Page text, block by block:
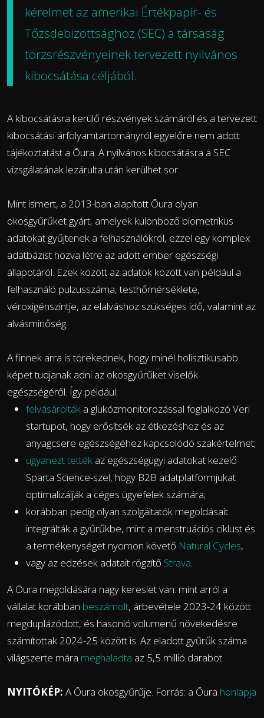
kérelmet az amerikai Értékpapír- és
Tőzsdebizottsághoz (SEC) a társaság
törzsrészvényeinek tervezett nyilvános
kibocsátása céljából.
A kibocsátásra kerülő részvények számáról és a tervezett
kibocsátási árfolyamtartományról egyelőre nem adott
tájékoztatást a Ōura. A nyilvános kibocsátásra a SEC
vizsgálatának lezárulta után kerülhet sor.
Mint ismert, a 2013-ban alapított Ōura olyan
okosgyűrűket gyárt, amelyek különböző biometrikus
adatokat gyűjtenek a felhasználókról, ezzel egy komplex
adatbázist hozva létre az adott ember egészségi
állapotáról. Ezek között az adatok között van például a
felhasználó pulzusszáma, testhőmérséklete,
véroxigénszintje, az elalváshoz szükséges idő, valamint az
alvásminőség.
A finnek arra is törekednek, hogy minél holisztikusabb
képet tudjanak adni az okosgyűrűket viselők
egészségéről. Így például:
felvásárolták a glükózmonitorozással foglalkozó Veri
startupot, hogy erősítsék az étkezéshez és az
anyagcsere egészségéhez kapcsolódó szakértelmet;
ugyanezt tették az egészségügyi adatokat kezelő
Sparta Science-szel, hogy B2B adatplatformjukat
optimalizálják a céges ügyefelek számára;
korábban pedig olyan szolgáltatók megoldásait
integrálták a gyűrűkbe, mint a menstruációs ciklust és
a termékenységet nyomon követő Natural Cycles,
vagy az edzések adatait rögzítő Strava.
A Ōura megoldására nagy kereslet van: mint arról a
vállalat korábban beszámolt, árbevétele 2023-24 között
megduplázódott, és hasonló volumenű növekedésre
számítottak 2024-25 között is. Az eladott gyűrűk száma
világszerte mára meghaladta az 5,5 millió darabot.
NYITÓKÉP: A Ōura okosgyűrűje. Forrás: a Ōura honlapja